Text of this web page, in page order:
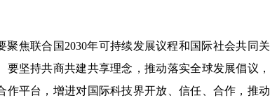
焦联合国2030年可持续发展议程和国际社会共同关
坚持共商共建共享理念，推动落实全球发展倡议，
平台，增进对国际科技界开放、信任、合作，推动